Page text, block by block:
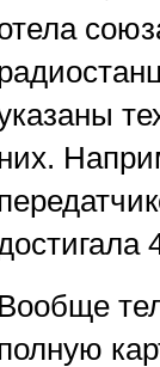
Вообще